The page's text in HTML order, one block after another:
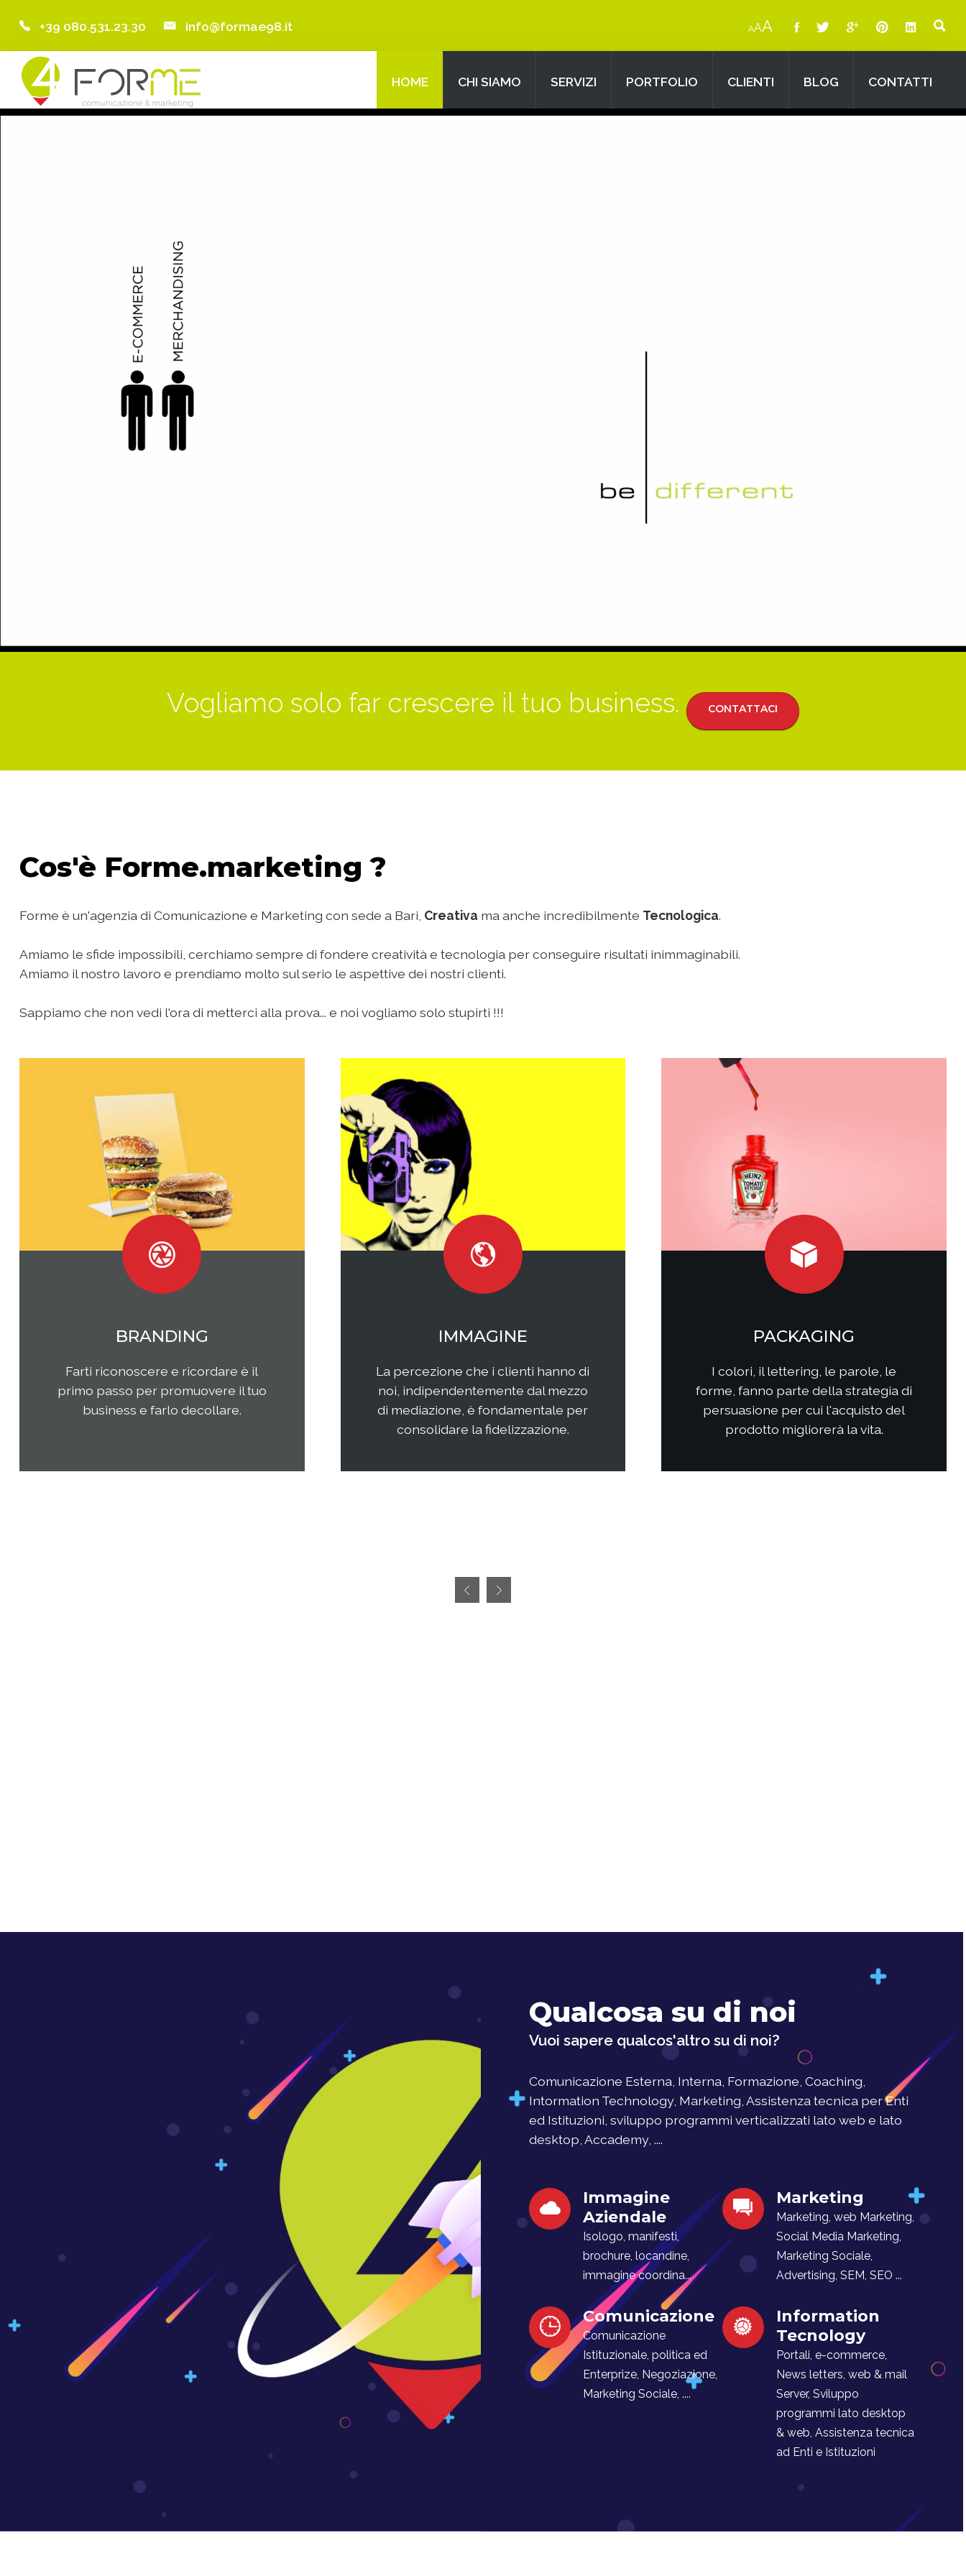
Home
Chi Siamo
+39 080.531.23.30 info@formae98.it
Searchour Site
AAA
HOME CHI SIAMO SERVIZI PORTFOLIO CLIENTI BLOG CONTATTI
Vogliamo solo far crescere il tuo business. CONTATTACI
Cos'è Forme.marketing ?
Forme è un'agenzia di Comunicazione e Marketing con sede a Bari, Creativa ma anche incredibilmente Tecnologica.
Amiamo le sfide impossibili, cerchiamo sempre di fondere creatività e tecnologia per conseguire risultati inimmaginabili.
Amiamo il nostro lavoro e prendiamo molto sul serio le aspettive dei nostri clienti.
Sappiamo che non vedi l'ora di metterci alla prova... e noi vogliamo solo stupirti !!!
MARKETING
Qual è il tuo rapporto con i clienti e
come questi ultimi percepiscono la
tua impresa e i tuoi prodotti o
riferimento?
WEB MARKETING
Il web continua ad essere una
frontiera non facilmente
raggiungibile perchè considerata
semplice ed immediata. Avere
attenta analisi che una specifica
SOCIAL MEDIA
Come questi nuovi media
interagiscono con i consumatori?
Come interagire con clienti/utenti
Come comporre la strategia di
Qualcosa su di noi
Vuoi sapere qualcos'altro su di noi?
Comunicazione Esterna, Interna, Formazione, Coaching,
Intormation Technology, Marketing, Assistenza tecnica per Enti
ed Istituzioni, sviluppo programmi verticalizzati lato web e lato
desktop, Accademy, ....
Immagine
Aziendale
Isologo, manifesti,
brochure, locandine,
immagine coordina...
Marketing
Marketing, web Marketing,
Social Media Marketing,
Marketing Sociale,
Advertising, SEM, SEO ...
Comunicazione
Comunicazione
Istituzionale, politica ed
Enterprize, Negoziazione,
Marketing Sociale, ....
Information
Tecnology
Portali, e-commerce,
News letters, web & mail
Server, Sviluppo
programmi lato desktop
& web, Assistenza tecnica
ad Enti e Istituzioni